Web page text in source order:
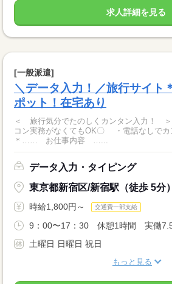
求人詳細を見る
[一般派遣]
＼データ入力！／旅行サイト
ポット！在宅あり
＜ 旅行気分でたのしくカンタン入力！ ＞ ・週3在宅OK！ ・パソ
コン実務がなくてもOK〇 ・電話なしでカン
＊…… お仕事内容 …...
データ入力・タイピング
東京都新宿区/新宿駅（徒歩 5分）
時給1,800円～ 交通費一部支給
9：00〜17：30 休憩1時間 実働
土曜日 日曜日 祝日
もっと見る